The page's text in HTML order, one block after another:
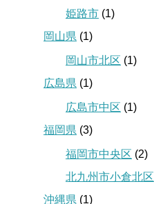
姫路市 (1)
岡山県 (1)
岡山市北区 (1)
広島県 (1)
広島市中区 (1)
福岡県 (3)
福岡市中央区 (2)
北九州市小倉北区
沖縄県 (1)